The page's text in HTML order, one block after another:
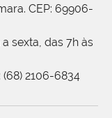
CEP: 69906-
sexta, das 7h às
(68) 2106-6834